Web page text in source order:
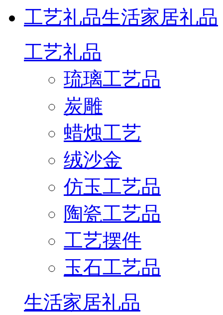
工艺礼品生活家居礼品
工艺礼品
琉璃工艺品
炭雕
蜡烛工艺
绒沙金
仿玉工艺品
陶瓷工艺品
工艺摆件
玉石工艺品
生活家居礼品